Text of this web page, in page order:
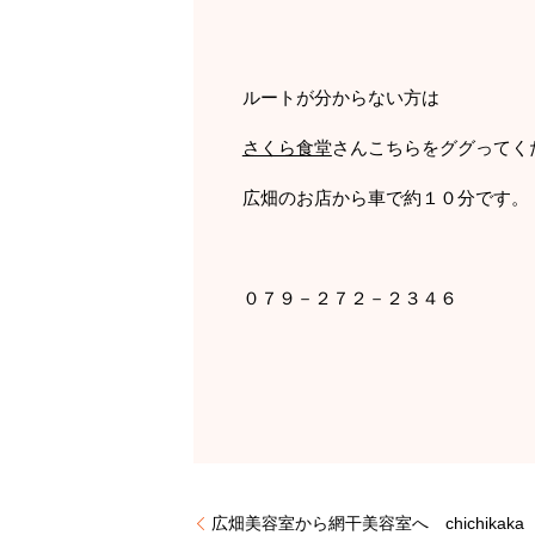
ルートが分からない方は
さくら食堂さんこちらをググってく
広畑のお店から車で約１０分です。
０７９－２７２－２３４６
広畑美容室から網干美容室へ chichikaka